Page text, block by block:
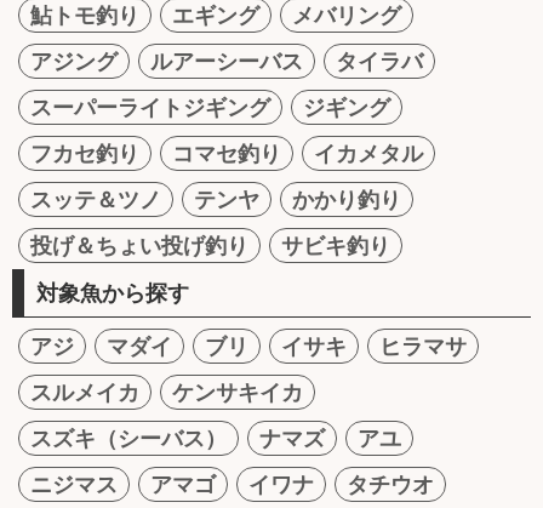
鮎トモ釣り
エギング
メバリング
アジング
ルアーシーバス
タイラバ
スーパーライトジギング
ジギング
フカセ釣り
コマセ釣り
イカメタル
スッテ＆ツノ
テンヤ
かかり釣り
投げ＆ちょい投げ釣り
サビキ釣り
対象魚から探す
アジ マダイ ブリ イサキ
ヒラマサ
スルメイカ
ケンサキイカ
スズキ（シーバス）
ナマズ
アユ
ニジマス
アマゴ イワナ
タチウオ